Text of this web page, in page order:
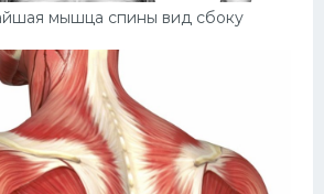
мышца спины вид сбоку